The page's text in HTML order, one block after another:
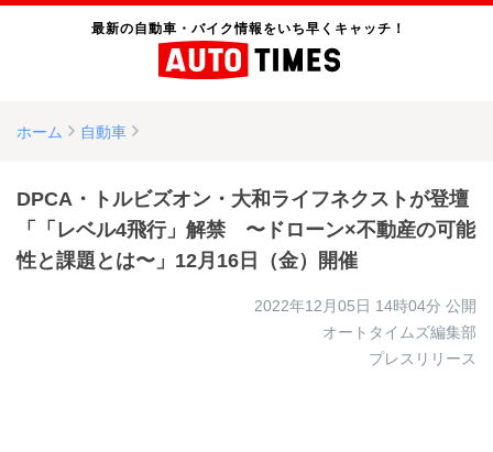
最新の自動車・バイク情報をいち早くキャッチ！
ホーム 自動車
DPCA・トルビズオン・大和ライフネクストが登壇
「「レベル4飛行」解禁 〜ドローン×不動産の可能
性と課題とは〜」12月16日（金）開催
2022年12月05日 14時04分 公開
オートタイムズ編集部
プレスリリース